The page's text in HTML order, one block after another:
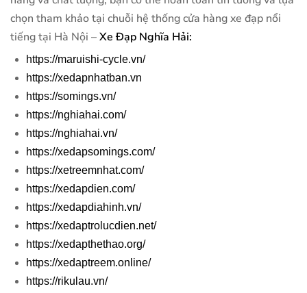
chọn tham khảo tại chuỗi hệ thống cửa hàng xe đạp nổi
tiếng tại Hà Nội –Xe Đạp Nghĩa Hải:
https://maruishi-cycle.vn/
https://xedapnhatban.vn
https://somings.vn/
https://nghiahai.com/
https://nghiahai.vn/
https://xedapsomings.com/
https://xetreemnhat.com/
https://xedapdien.com/
https://xedapdiahinh.vn/
https://xedaptrolucdien.net/
https://xedapthethao.org/
https://xedaptreem.online/
https://rikulau.vn/